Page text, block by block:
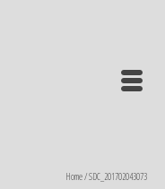
Home/SDC_201702043073